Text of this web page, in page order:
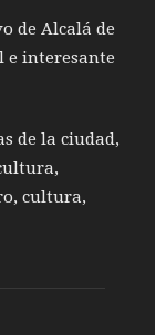
de Alcalá de
e interesante
de la ciudad,
cultura,